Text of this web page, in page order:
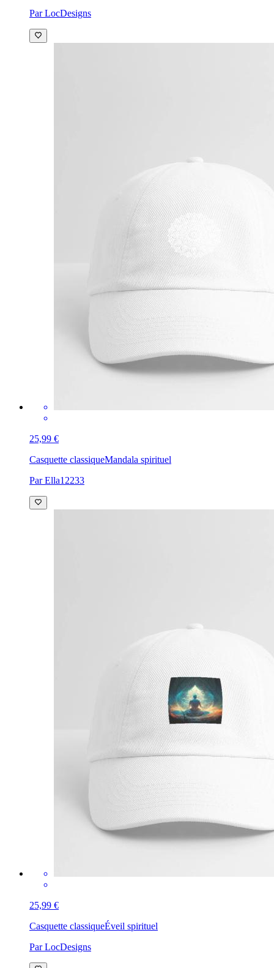
Par LocDesigns
25,99 €
Casquette classiqueMandala spirituel
Par Ella12233
25,99 €
Casquette classiqueÉveil spirituel
Par LocDesigns